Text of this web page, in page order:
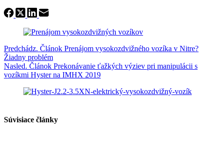
Predchádz. Článok Prenájom vysokozdvižného vozíka v Nitre?
Žiadny problém
Nasled. Článok Prekonávanie ťažkých výziev pri manipulácii s
vozíkmi Hyster na IMHX 2019
Súvisiace články